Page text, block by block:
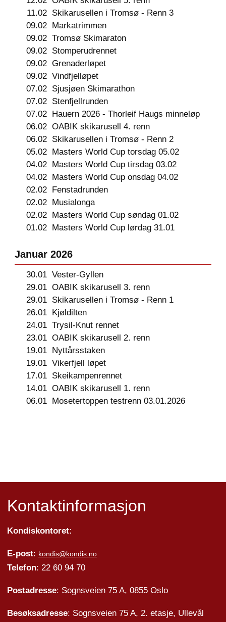
11.02 Skikarusellen i Tromsø - Renn 3
09.02
Markatrimmen
09.02 Tromsø Skimaraton
09.02 Stomperudrennet
09.02 Grenaderløpet
09.02 Vindfjelløpet
07.02 Sjusjøen Skimarathon
07.02 Stenfjellrunden
07.02
Hauern 2026 - Thorleif Haugs minneløp
06.02 OABIK skikarusell 4. renn
06.02 Skikarusellen i Tromsø - Renn 2
05.02
Masters World Cup torsdag 05.02
04.02
Masters World Cup tirsdag 03.02
04.02
Masters World Cup onsdag 04.02
02.02
Fenstadrunden
02.02
Musialonga
02.02
Masters World Cup søndag 01.02
01.02
Masters World Cup lørdag 31.01
Januar 2026
30.01 Vester-Gyllen
29.01 OABIK skikarusell 3. renn
29.01 Skikarusellen i Tromsø - Renn 1
26.01
Kjøldilten
24.01 Trysil-Knut rennet
23.01 OABIK skikarusell 2. renn
19.01
Nyttårsstaken
19.01 Vikerfjell løpet
17.01 Skeikampenrennet
14.01 OABIK skikarusell 1. renn
06.01
Mosetertoppen testrenn 03.01.2026
Kontaktinformasjon
Kondiskontoret:
E-post: kondis@kondis.no
Telefon: 22 60 94 70
Postadresse: Sognsveien 75 A, 0855 Oslo
Besøksadresse: Sognsveien 75 A, 2. etasje, Ullevål